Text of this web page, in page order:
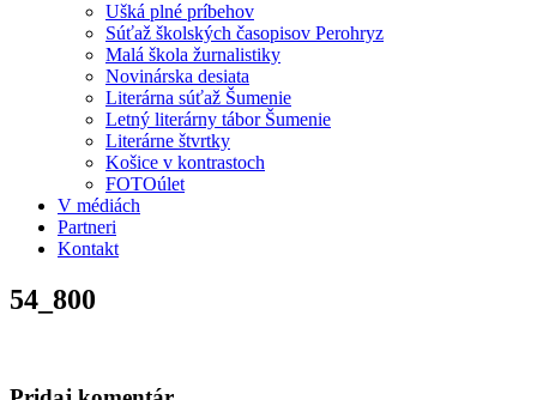
Ušká plné príbehov
Súťaž školských časopisov Perohryz
Malá škola žurnalistiky
Novinárska desiata
Literárna súťaž Šumenie
Letný literárny tábor Šumenie
Literárne štvrtky
Košice v kontrastoch
FOTOúlet
V médiách
Partneri
Kontakt
54_800